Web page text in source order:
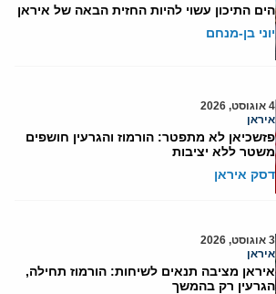
הים התיכון עשוי להיות החזית הבאה של איראן
יוני בן-מנחם
4 אוגוסט, 2026
איראן
פזשכיאן לא מתפטר: הורמוז והגרעין חושפים
משטר ללא יציבות
דסק איראן
3 אוגוסט, 2026
איראן
איראן מציבה תנאים לשיחות: הורמוז תחילה,
הגרעין רק בהמשך